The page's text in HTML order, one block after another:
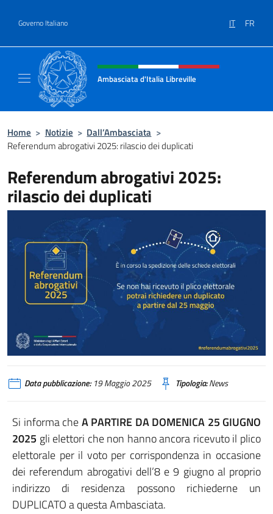
Governo Italiano IT FR
Intestazione sito, social e menù
Ambasciata d'Italia Libreville
Home > Notizie > Dall’Ambasciata >
Referendum abrogativi 2025: rilascio dei duplicati
Referendum abrogativi 2025:
rilascio dei duplicati
Data pubblicazione:19 Maggio 2025 Tipologia:News
Si informa cheA PARTIRE DA DOMENICA 25 GIUGNO
2025 gli elettori che non hanno ancora ricevuto il plico
elettorale per il voto per corrispondenza in occasione
dei referendum abrogativi dell’8 e 9 giugno al proprio
indirizzo di residenza possono richiederne un
DUPLICATO a questa Ambasciata.